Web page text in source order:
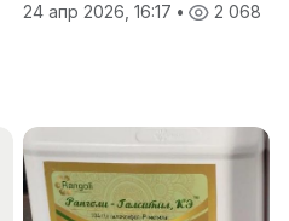
24 апр 2026, 16:17 • 2 068